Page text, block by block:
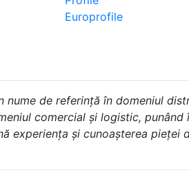
Europrofile
nume de referință în domeniul
comercial și logistic,
experiența și cunoașterea